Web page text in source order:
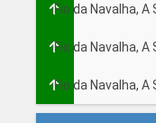
Fio da Navalha,
Fio da Navalha,
Fio da Navalha, A